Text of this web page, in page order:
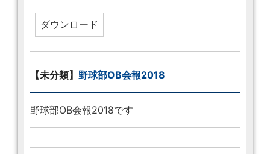
【未分類】 野球部OB会報2018
野球部OB会報2018です